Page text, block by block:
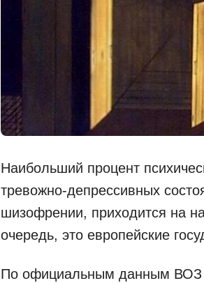
Наибольший процент
тревожно-депрессивных
шизофрении, приходится на
очередь, это европейские
По официальным данным ВОЗ